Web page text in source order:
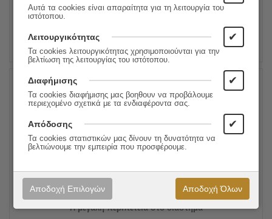
20%
Η μεγάλη περιπέτεια στο διάστημα
Αυτά τα cookies είναι απαραίτητα για τη λειτουργία του
ιστότοπου.
Λειτουργικότητας ✔
Τα cookies λειτουργικότητας χρησιμοποιούνται για την
βελτίωση της λειτουργίας του ιστότοπου.
Διαφήμισης ✔
Τα cookies διαφήμισης μας βοηθουν να προβάλουμε
περιεχομένο σχετικά με τα ενδιαφέροντα σας.
Απόδοσης ✔
Τα cookies στατιστικών μας δίνουν τη δυνατότητα να
βελτιώνουμε την εμπειρία που προσφέρουμε.
Αποδοχή Επιλογών Αποδοχή Όλων